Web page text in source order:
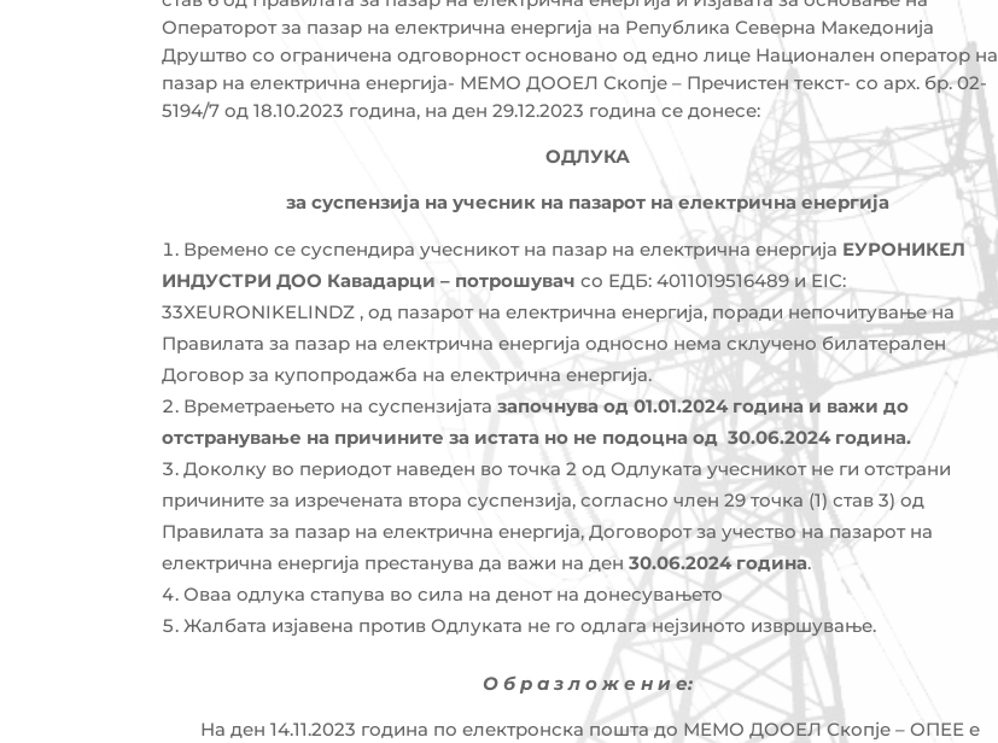
Операторот за пазар на електрична енергија на Република Северна Македонија
Друштво со ограничена одговорност основано од едно лице Национален оператор на
пазар на електрична енергија- МЕМО ДООЕЛ Скопје – Пречистен текст- со арх. бр. 02-
5194/7 од 18.10.2023 година, на ден 29.12.2023 година се донесе:
ОДЛУКА
за суспензија на учесник на пазарот на електрична енергија
Времено се суспендира учесникот на пазар на електрична енергија ЕУРОНИКЕЛ
ИНДУСТРИ ДОО Кавадарци – потрошувач со ЕДБ: 4011019516489 и EIC:
33XEURONIKELINDZ , од пазарот на електрична енергија, поради непочитување на
Правилата за пазар на електрична енергија односно нема склучено билатерален
Договор за купопродажба на електрична енергија.
Времетраењето на суспензијатазапочнува од 01.01.2024година и важи до
отстранување на причините за истата но не подоцна од 30.06.2024година.
Доколку во периодот наведен во точка 2 од Одлуката учесникот не ги отстрани
причините за изречената втора суспензија, согласно член 29 точка (1) став 3) од
Правилата за пазар на електрична енергија, Договорот за учество на пазарот на
електрична енергија престанува да важи на ден30.06.2024 година.
Оваа одлука стапува во сила на денот на донесувањето
Жалбата изјавена против Одлуката не го одлага нејзиното извршување.
О б р а з л о ж е н и е:
На ден 14.11.2023 година по електронска пошта до МЕМО ДООЕЛ Скопје – ОПЕЕ е